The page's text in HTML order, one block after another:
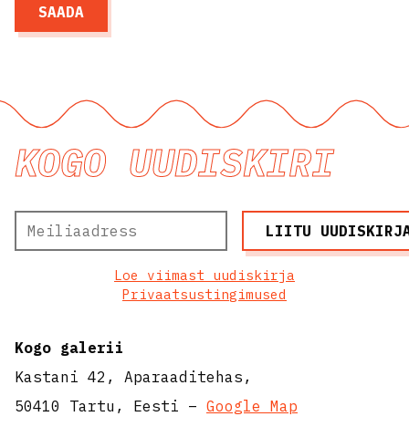
KOGO UUDISKIRI
Loe viimast uudiskirja
Privaatsustingimused
Kogo galerii
Kastani 42, Aparaaditehas,
50410 Tartu, Eesti – Google Map